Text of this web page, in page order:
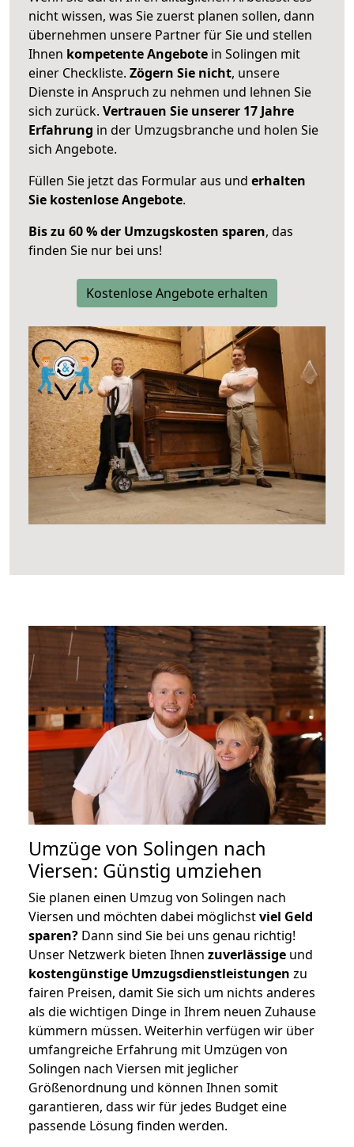
nicht wissen, was Sie zuerst planen sollen, dann
übernehmen unsere Partner für Sie und stellen
Ihnen kompetente Angebote in Solingen mit
einer Checkliste. Zögern Sie nicht, unsere
Dienste in Anspruch zu nehmen und lehnen Sie
sich zurück. Vertrauen Sie unserer 17 Jahre
Erfahrung in der Umzugsbranche und holen Sie
sich Angebote.
Füllen Sie jetzt das Formular aus und erhalten
Sie kostenlose Angebote.
Bis zu 60 % der Umzugskosten sparen, das
finden Sie nur bei uns!
Kostenlose Angebote erhalten
Umzüge von Solingen nach
Viersen: Günstig umziehen
Sie planen einen Umzug von Solingen nach
Viersen und möchten dabei möglichstviel Geld
sparen? Dann sind Sie bei uns genau richtig!
Unser Netzwerk bieten Ihnen zuverlässige und
kostengünstige Umzugsdienstleistungen zu
fairen Preisen, damit Sie sich um nichts anderes
als die wichtigen Dinge in Ihrem neuen Zuhause
kümmern müssen. Weiterhin verfügen wir über
umfangreiche Erfahrung mit Umzügen von
Solingen nach Viersen mit jeglicher
Größenordnung und können Ihnen somit
garantieren, dass wir für jedes Budget eine
passende Lösung finden werden.